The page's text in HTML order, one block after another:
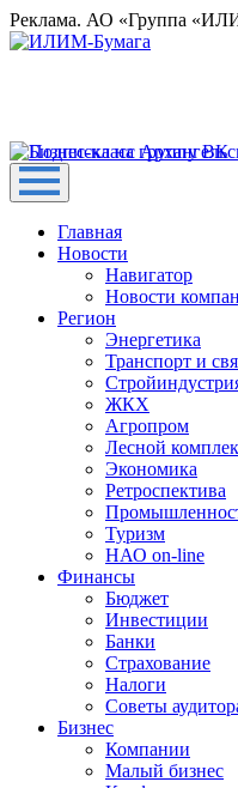
Реклама. АО «Группа
Главная
Новости
Навигатор
Новости
Регион
Энергетика
Транспорт и
ЖКХ
Агропром
Лесной
Экономика
Ретроспектива
Туризм
НАО on-line
Финансы
Бюджет
Инвестиции
Банки
Страхование
Налоги
Советы
Бизнес
Компании
Малый бизнес